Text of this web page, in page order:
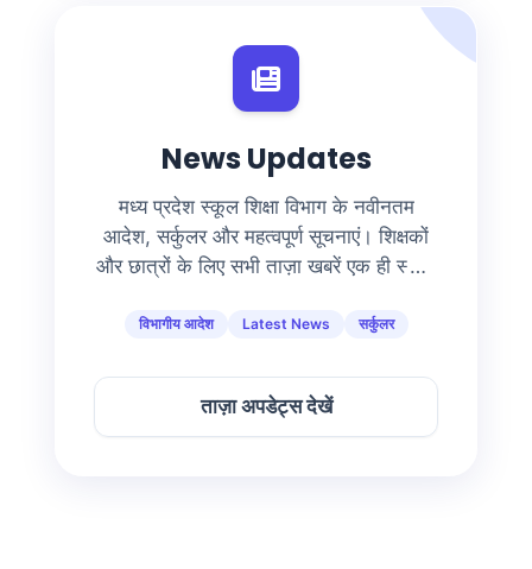
News Updates
मध्य प्रदेश स्कूल शिक्षा विभाग के नवीनतम
आदेश, सर्कुलर और महत्वपूर्ण सूचनाएं। शिक्षकों
और छात्रों के लिए सभी ताज़ा खबरें एक ही स्थान
विभागीय आदेश Latest News सर्कुलर
ताज़ा अपडेट्स देखें